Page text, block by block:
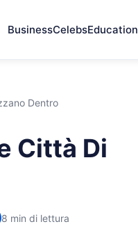
BusinessCelebsEducation
Dentro
Città Di
8 min di lettura